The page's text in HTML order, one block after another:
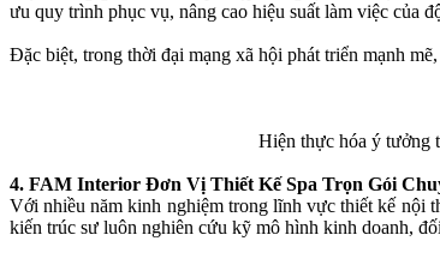
ưu quy trình phục vụ, nâng cao hiệu suất làm việc của
Đặc biệt, trong thời đại mạng xã hội phát triển mạnh
Hiện thực hóa ý tưởng
4. FAM Interior Đơn Vị Thiết Kế Spa Trọn Gói
Với nhiều năm kinh nghiệm trong lĩnh vực thiết kế nội
kiến trúc sư luôn nghiên cứu kỹ mô hình kinh doanh,